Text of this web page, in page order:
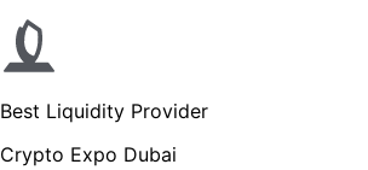
Best Liquidity Provider
Crypto Expo Dubai